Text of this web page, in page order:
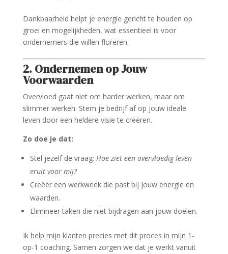
Dankbaarheid helpt je energie gericht te houden op
groei en mogelijkheden, wat essentieel is voor
ondernemers die willen floreren.
2. Ondernemen op Jouw
Voorwaarden
Overvloed gaat niet om harder werken, maar om
slimmer werken. Stem je bedrijf af op jouw ideale
leven door een heldere visie te creëren.
Zo doe je dat:
Stel jezelf de vraag: Hoe ziet een overvloedig leven
eruit voor mij?
Creëer een werkweek die past bij jouw energie en
waarden.
Elimineer taken die niet bijdragen aan jouw doelen.
Ik help mijn klanten precies met dit proces in mijn 1-
op-1 coaching. Samen zorgen we dat je werkt vanuit